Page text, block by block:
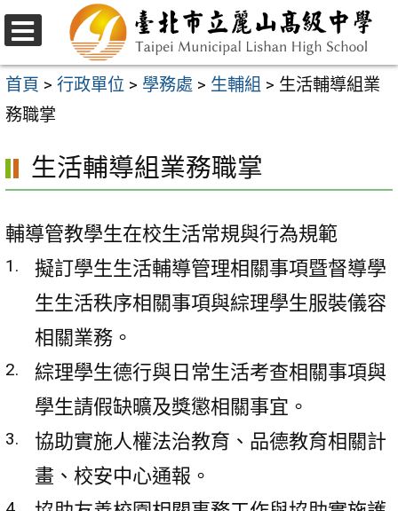
跳
至
主
要
容
區
選
單
首頁 > 行政單位 > 學務處 > 生輔組 > 生活輔導組業
務職掌
生活輔導組業務職掌
輔導管教學生在校生活常規與行為規範
擬訂學生生活輔導管理相關事項暨督導學
生生活秩序相關事項與綜理學生服裝儀容
相關業務。
綜理學生德行與日常生活考查相關事項與
學生請假缺曠及獎懲相關事宜。
協助實施人權法治教育、品德教育相關計
畫、校安中心通報。